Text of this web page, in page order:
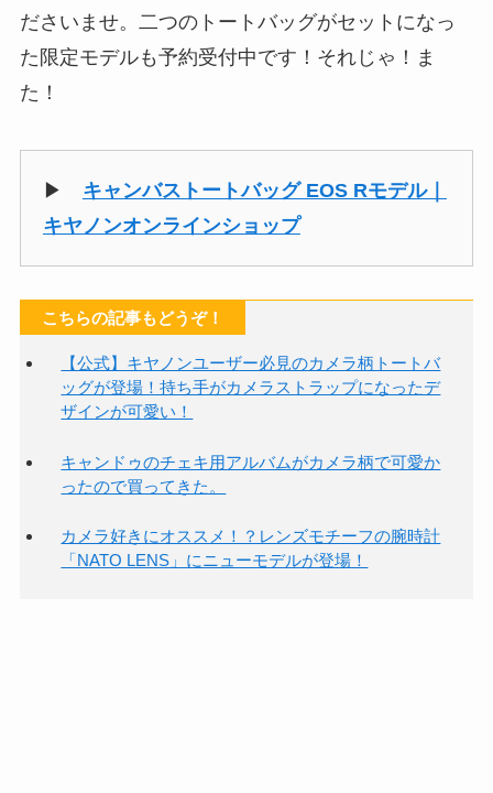
ださいませ。二つのトートバッグがセットになっ
た限定モデルも予約受付中です！それじゃ！ま
た！
▶ キャンバストートバッグ EOS Rモデル｜
キヤノンオンラインショップ
こちらの記事もどうぞ！
【公式】キヤノンユーザー必見のカメラ柄トートバ
ッグが登場！持ち手がカメラストラップになったデ
ザインが可愛い！
キャンドゥのチェキ用アルバムがカメラ柄で可愛か
ったので買ってきた。
カメラ好きにオススメ！？レンズモチーフの腕時計
「NATO LENS」にニューモデルが登場！